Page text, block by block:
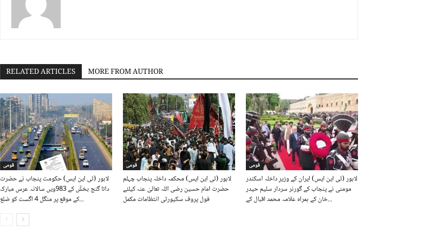
RELATED ARTICLES MORE FROM AUTHOR
قومی
لاہور (ٹی این ایس) حکومت پنجاب نے حضرت
داتا گنج بخشؒ کے 983ویں سالانہ عرس مبارک
کے موقع پر منگل 4 اگست کو ضلع...
قومی
لاہور (ٹی این ایس) محکمہ داخلہ پنجاب چہلم
حضرت امام حسین رضی اللہ تعالیٰ عنہ کیلئے
فول پروف سکیورٹی انتظامات مکمل
قومی
لاہور (ٹی این ایس) ایران کے وزیرِ داخلہ اسکندر
مومنی نے پنجاب کے گورنر سردار سلیم حیدر
خان کے ہمراہ علامہ محمد اقبال کے...